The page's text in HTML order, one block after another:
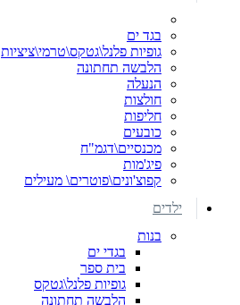
בגד ים
גופיות פלנל\גטקס\טרמי\ציציות
הלבשה תחתונה
הנעלה
חולצות
חליפות
כובעים
מכנסיים\דגמ"ח
פיג'מות
קפוצ'ונים\פוטרים\ מעילים
ילדים
בנות
בגדי ים
בית ספר
גופיות פלנל\גטקס
הלבשה תחתונה